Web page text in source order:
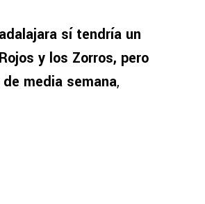
sí tendría un
y los Zorros, pero
media semana,